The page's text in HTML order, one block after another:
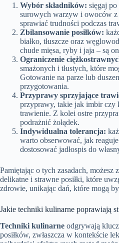
Wybór składników: sięgaj
surowych warzyw i owoców z
sprawiać trudności podczas
Zbilansowanie posiłków:
białko, tłuszcze oraz
chude mięsa, ryby i jaja – są
Ograniczenie
smażonych i tłustych, które
Gotowanie na parze lub
przygotowania.
Przyprawy sprzyjające
przyprawy, takie jak imbir czy
trawienie. Z kolei ostre
podrażnić żołądek.
Indywidualna tolerancja:
warto obserwować, jak
dostosować jadłospis do
Pamiętając o tych zasadach, możesz
delikatne i strawne posiłki, które
zdrowie, unikając dań, które mogą
Jakie techniki kulinarne poprawiają
Techniki kulinarne odgrywają
posiłków, zwłaszcza w kontekście